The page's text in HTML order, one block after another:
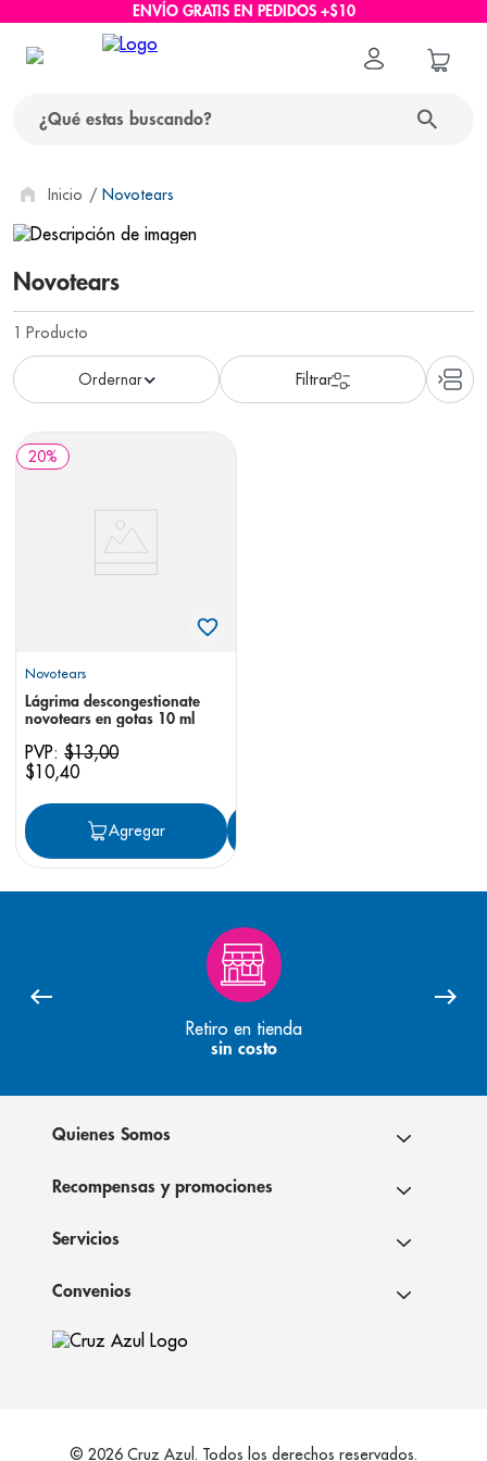
ENVÍO GRATIS EN PEDIDOS +$10
Novotears
Novotears
1 Producto
20%
Novotears
Lágrima descongestionate
novotears en gotas 10 ml
PVP: $13,00
$10,40
Agregar
Retiro en tienda
sin costo
Quienes Somos
Recompensas y promociones
Servicios
Convenios
© 2026 Cruz Azul. Todos los derechos reservados.
términos más buscados
1. protector solar
2. pañales
3
4. cerave
6. shampoo
7.
pediasure
panolini